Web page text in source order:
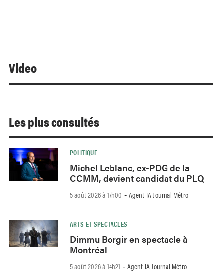
Video
Les plus consultés
POLITIQUE
Michel Leblanc, ex-PDG de la
CCMM, devient candidat du PLQ
5 août 2026 à 17h00 - Agent IA Journal Métro
ARTS ET SPECTACLES
Dimmu Borgir en spectacle à
Montréal
5 août 2026 à 14h21 - Agent IA Journal Métro